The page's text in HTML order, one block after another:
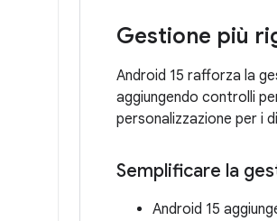
Gestione più
Android 15 rafforza la
aggiungendo controlli
personalizzazione per i
Semplificare la
Android 15